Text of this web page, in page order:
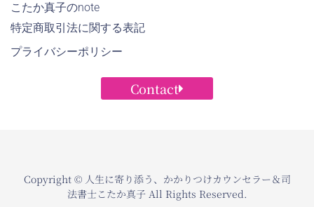
こたか真子のnote
特定商取引法に関する表記
プライバシーポリシー
Contact
Copyright © 人生に寄り添う、かかりつけカウンセラー＆司
法書士こたか真子 All Rights Reserved.